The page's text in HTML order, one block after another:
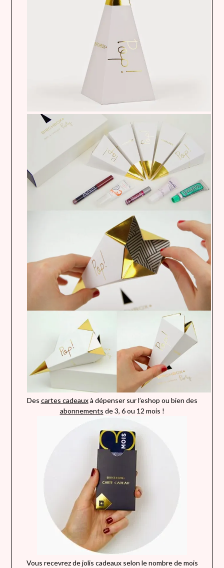
Des cartes cadeauxà dépenser sur l’eshop ou bien des
abonnements de 3, 6 ou 12 mois !
Vous recevrez de jolis cadeaux selon le nombre de mois